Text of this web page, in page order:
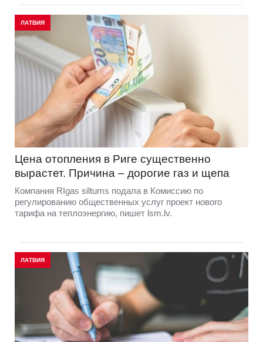
ЛАТВИЯ
Цена отопления в Риге существенно
вырастет. Причина – дорогие газ и щепа
Компания Rīgas siltums подала в Комиссию по
регулированию общественных услуг проект нового
тарифа на теплоэнергию, пишет lsm.lv.
ЛАТВИЯ